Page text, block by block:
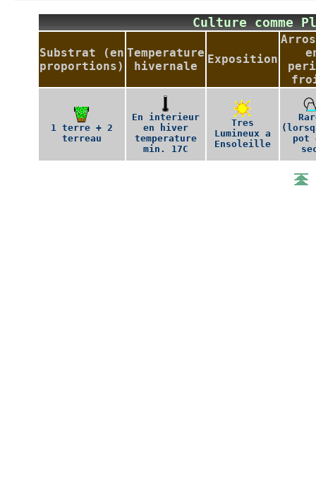
Culture
Substrat (en
proportions)
Temperature
hivernale
Exposition
1 terre + 2
terreau
En interieur
en hiver
temperature
min. 17C
Tres
Lumineux a
Ensoleille
pot